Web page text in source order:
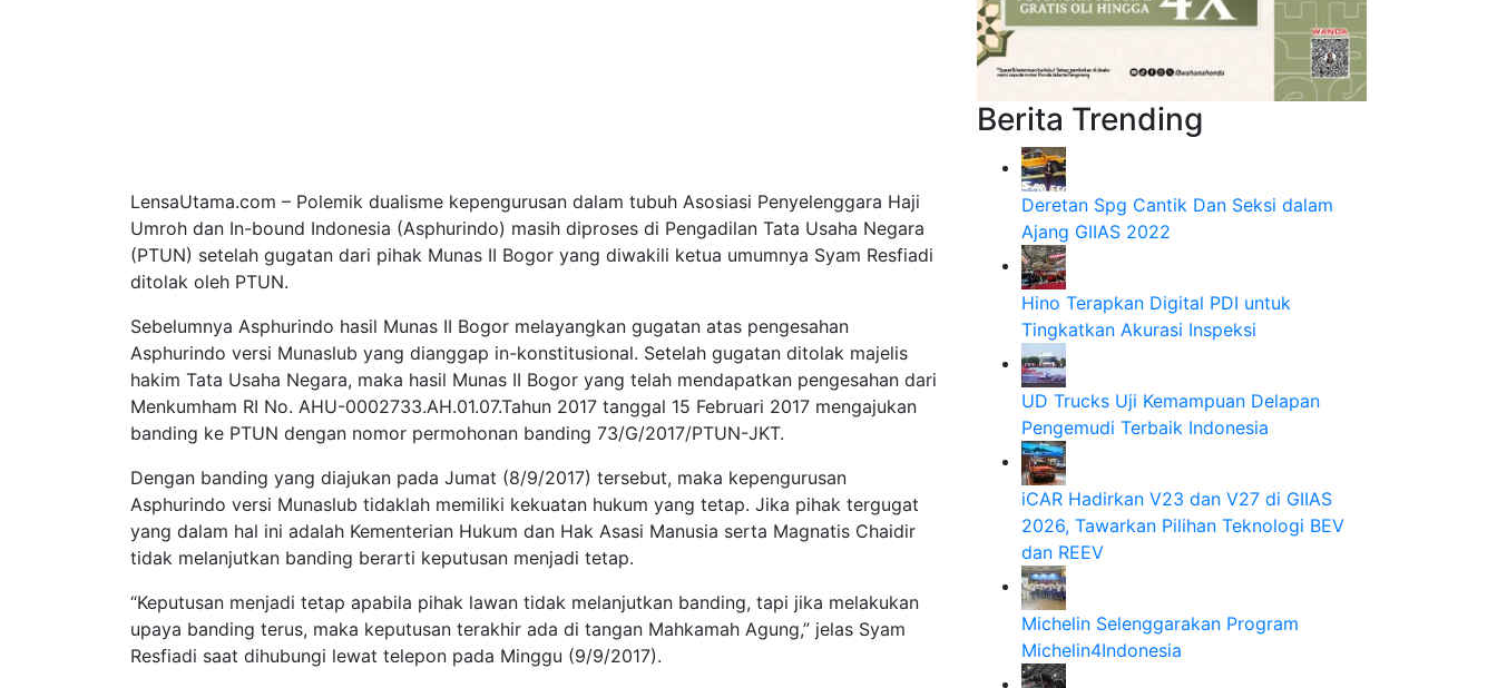
LensaUtama.com – Polemik dualisme kepengurusan dalam tubuh Asosiasi Penyelenggara Haji
Umroh dan In-bound Indonesia (Asphurindo) masih diproses di Pengadilan Tata Usaha Negara
(PTUN) setelah gugatan dari pihak Munas II Bogor yang diwakili ketua umumnya Syam Resfiadi
ditolak oleh PTUN.
Sebelumnya Asphurindo hasil Munas II Bogor melayangkan gugatan atas pengesahan
Asphurindo versi Munaslub yang dianggap in-konstitusional. Setelah gugatan ditolak majelis
hakim Tata Usaha Negara, maka hasil Munas II Bogor yang telah mendapatkan pengesahan dari
Menkumham RI No. AHU-0002733.AH.01.07.Tahun 2017 tanggal 15 Februari 2017 mengajukan
banding ke PTUN dengan nomor permohonan banding 73/G/2017/PTUN-JKT.
Dengan banding yang diajukan pada Jumat (8/9/2017) tersebut, maka kepengurusan
Asphurindo versi Munaslub tidaklah memiliki kekuatan hukum yang tetap. Jika pihak tergugat
yang dalam hal ini adalah Kementerian Hukum dan Hak Asasi Manusia serta Magnatis Chaidir
tidak melanjutkan banding berarti keputusan menjadi tetap.
“Keputusan menjadi tetap apabila pihak lawan tidak melanjutkan banding, tapi jika melakukan
upaya banding terus, maka keputusan terakhir ada di tangan Mahkamah Agung,” jelas Syam
Resfiadi saat dihubungi lewat telepon pada Minggu (9/9/2017).
Berita Trending
Deretan Spg Cantik Dan Seksi dalam
Ajang GIIAS 2022
Hino Terapkan Digital PDI untuk
Tingkatkan Akurasi Inspeksi
UD Trucks Uji Kemampuan Delapan
Pengemudi Terbaik Indonesia
iCAR Hadirkan V23 dan V27 di GIIAS
2026, Tawarkan Pilihan Teknologi BEV
dan REEV
Michelin Selenggarakan Program
Michelin4Indonesia